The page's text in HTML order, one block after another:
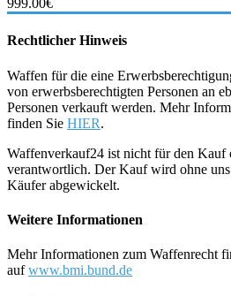
999.00€
Rechtlicher Hinweis
Waffen für die eine
von erwerbsberechtigten Personen an
Personen verkauft werden. Mehr
finden Sie HIER.
Waffenverkauf24 ist nicht für den Kauf
verantwortlich. Der Kauf wird ohne
Käufer abgewickelt.
Weitere Informationen
Mehr Informationen zum Waffenrecht
aufwww.bmi.bund.de